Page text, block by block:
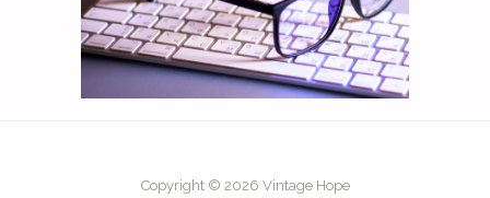
Copyright © 2026 Vintage Hope